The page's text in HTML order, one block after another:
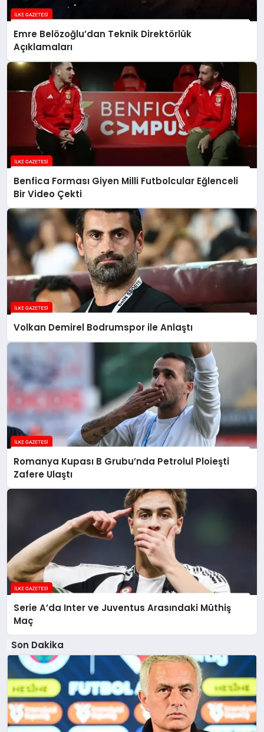
Emre Belözoğlu’dan Teknik Direktörlük
Açıklamaları
Benfica Forması Giyen Milli Futbolcular Eğlenceli
Bir Video Çekti
Volkan Demirel Bodrumspor ile Anlaştı
Romanya Kupası B Grubu’nda Petrolul Ploieşti
Zafere Ulaştı
Serie A’da Inter ve Juventus Arasındaki Müthiş
Maç
Son Dakika